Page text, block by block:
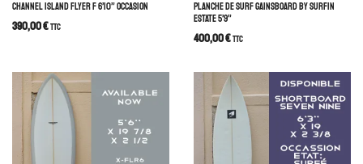
CHANNEL ISLAND FLYER F 6’10” OCCASION
390,00€TTC
PLANCHE DE SURF GAINSBOARD BY SURFIN
ESTATE 5’9”
400,00€TTC